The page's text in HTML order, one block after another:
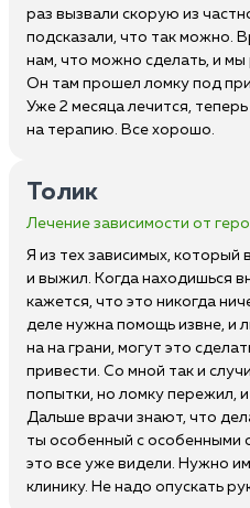
раз вызвали скорую из
подсказали, что так можно.
нам, что можно сделать, и
Он там прошел ломку под
Уже 2 месяца лечится,
на терапию. Все хорошо.
Толик
Лечение зависимости от
Я из тех зависимых, который
и выжил. Когда находишься
кажется, что это никогда
деле нужна помощь извне, и
на на грани, могут это
привести. Со мной так и
попытки, но ломку пережил,
Дальше врачи знают, что
ты особенный с особенными
это все уже видели. Нужно
клинику. Не надо опускать